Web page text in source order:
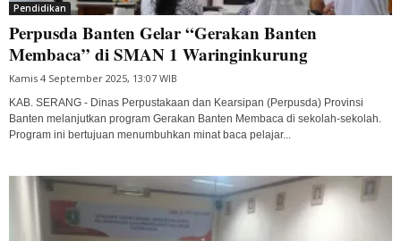
Pendidikan
Perpusda Banten Gelar “Gerakan Banten
Membaca” di SMAN 1 Waringinkurung
Kamis 4 September 2025, 13:07 WIB
KAB. SERANG - Dinas Perpustakaan dan Kearsipan (Perpusda) Provinsi
Banten melanjutkan program Gerakan Banten Membaca di sekolah-sekolah.
Program ini bertujuan menumbuhkan minat baca pelajar...